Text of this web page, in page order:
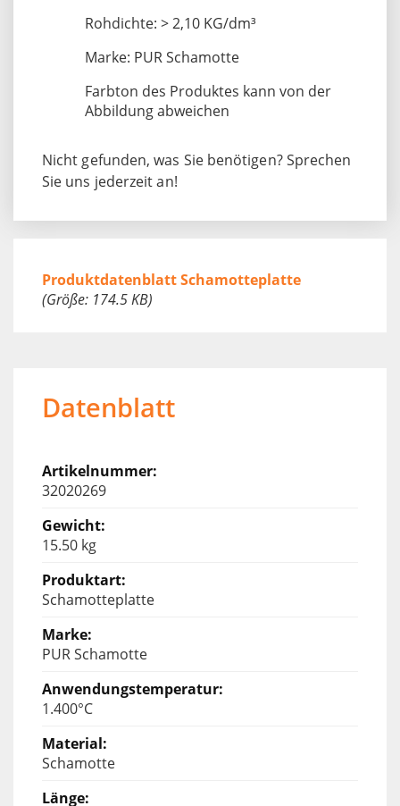
Rohdichte: > 2,10 KG/dm³
Marke: PUR Schamotte
Farbton des Produktes kann von der
Abbildung abweichen
Nicht gefunden, was Sie benötigen? Sprechen
Sie uns jederzeit an!
Produktdatenblatt Schamotteplatte
(Größe: 174.5 KB)
Datenblatt
32020269
15.50 kg
Schamotteplatte
PUR Schamotte
1.400°C
Schamotte